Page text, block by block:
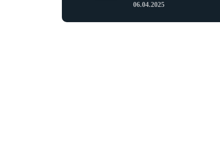
06.04.2025